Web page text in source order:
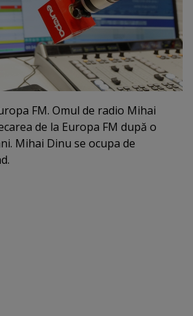
FM. Omul de radio Mihai
de la Europa FM după o
Mihai Dinu se ocupa de